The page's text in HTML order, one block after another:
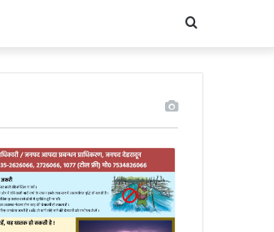
Search
for